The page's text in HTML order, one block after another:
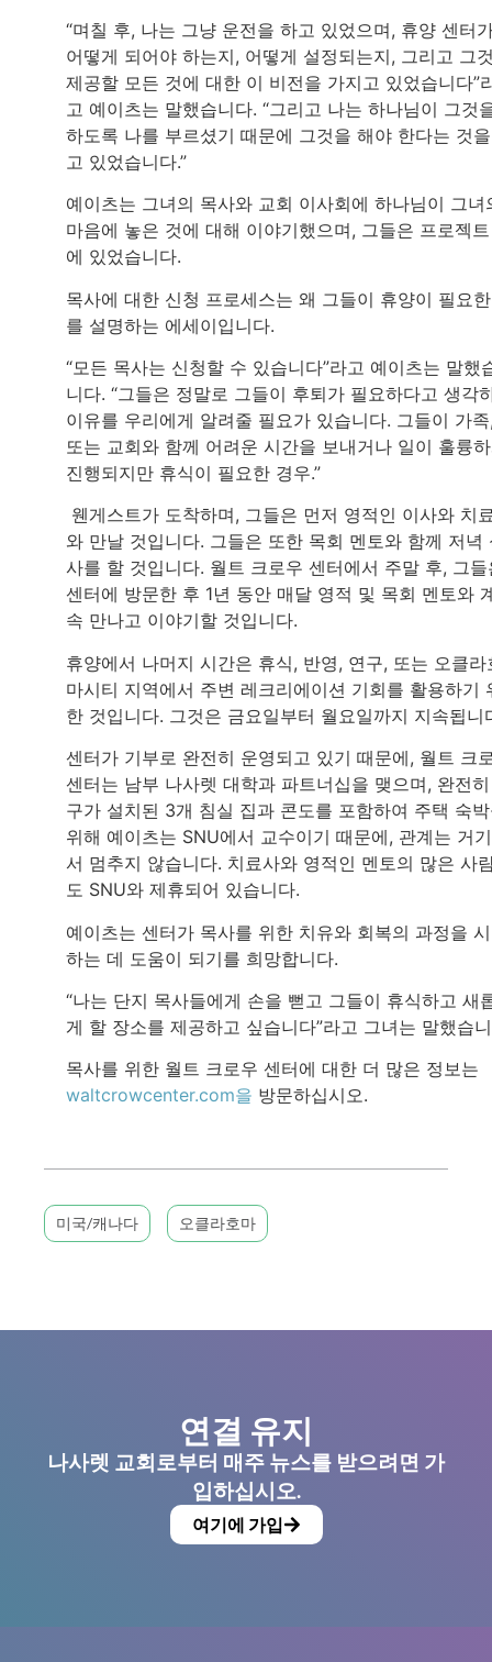
“며칠 후, 나는 그냥 운전을 하고 있었으며, 휴양 센터
어떻게 되어야 하는지, 어떻게 설정되는지, 그리고 그
제공할 모든 것에 대한 이 비전을 가지고 있었습니다”
고 예이츠는 말했습니다. “그리고 나는 하나님이 그것
하도록 나를 부르셨기 때문에 그것을 해야 한다는 것
고 있었습니다.”
예이츠는 그녀의 목사와 교회 이사회에 하나님이 그녀
마음에 놓은 것에 대해 이야기했으며, 그들은 프로젝
에 있었습니다.
목사에 대한 신청 프로세스는 왜 그들이 휴양이 필요
를 설명하는 에세이입니다.
“모든 목사는 신청할 수 있습니다”라고 예이츠는 말했
니다. “그들은 정말로 그들이 후퇴가 필요하다고 생각
이유를 우리에게 알려줄 필요가 있습니다. 그들이 가
또는 교회와 함께 어려운 시간을 보내거나 일이 훌륭
진행되지만 휴식이 필요한 경우.”
웬게스트가 도착하며, 그들은 먼저 영적인 이사와 치
와 만날 것입니다. 그들은 또한 목회 멘토와 함께 저녁
사를 할 것입니다. 월트 크로우 센터에서 주말 후, 그들
센터에 방문한 후 1년 동안 매달 영적 및 목회 멘토와
속 만나고 이야기할 것입니다.
휴양에서 나머지 시간은 휴식, 반영, 연구, 또는 오클라
마시티 지역에서 주변 레크리에이션 기회를 활용하기
한 것입니다. 그것은 금요일부터 월요일까지 지속됩
센터가 기부로 완전히 운영되고 있기 때문에, 월트 크
센터는 남부 나사렛 대학과 파트너십을 맺으며, 완전
구가 설치된 3개 침실 집과 콘도를 포함하여 주택 숙
위해 예이츠는 SNU에서 교수이기 때문에, 관계는 거
서 멈추지 않습니다. 치료사와 영적인 멘토의 많은 사
도 SNU와 제휴되어 있습니다.
예이츠는 센터가 목사를 위한 치유와 회복의 과정을
하는 데 도움이 되기를 희망합니다.
“나는 단지 목사들에게 손을 뻗고 그들이 휴식하고 새
게 할 장소를 제공하고 싶습니다”라고 그녀는 말했습
목사를 위한 월트 크로우 센터에 대한 더 많은 정보는
waltcrowcenter.com을 방문하십시오.
미국/캐나다 오클라호마
연결 유지
나사렛 교회로부터 매주 뉴스를 받으려면 가
입하십시오.
여기에 가입